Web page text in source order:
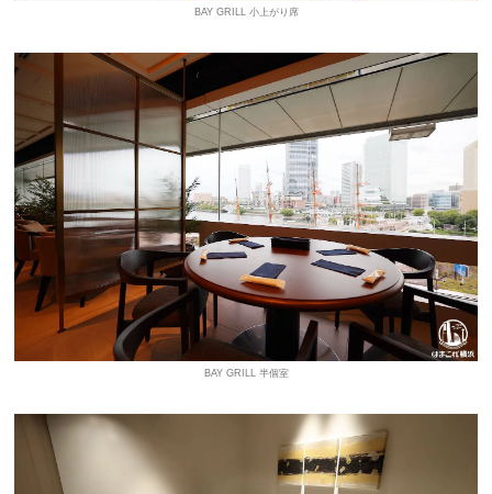
BAY GRILL 小上がり席
BAY GRILL 半個室